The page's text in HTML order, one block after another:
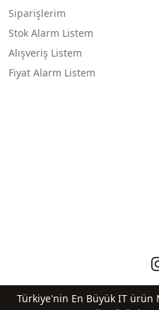
Siparişlerim
Stok Alarm Listem
Alışveriş Listem
Fiyat Alarm Listem
Türkiye'nin En Büyük IT ürün